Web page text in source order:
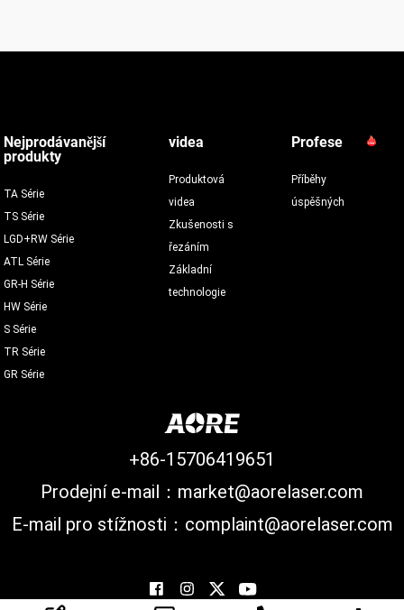
Nejprodávanější
produkty
TA Série
TS Série
LGD+RW Série
ATL Série
GR-H Série
HW Série
S Série
TR Série
GR Série
videa
Produktová
videa
Zkušenosti s
řezáním
Základní
technologie
Profese
Příběhy
úspěšných
+86-15706419651
Prodejní e-mail：market@aorelaser.com
E-mail pro stížnosti：complaint@aorelaser.com